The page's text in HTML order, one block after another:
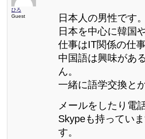
ひろ
Guest
日本人の男性です。
日本を中心に韓国
仕事はIT関係の仕
中国語は興味があ
ん。
一緒に語学交換と
メールをしたり電
Skypeも持ってい
す。